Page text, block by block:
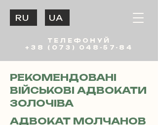
ТЕЛЕФОНУЙ
+38 (073) 048-57-84
UA
RU
РЕКОМЕНДОВАНІ
ВІЙСЬКОВІ АДВОКАТИ
ЗОЛОЧІВА
АДВОКАТ МОЛЧАНОВ